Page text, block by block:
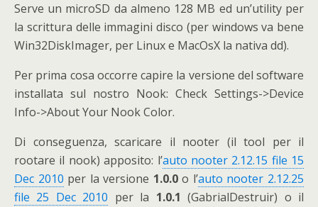
Serve un microSD da almeno 128 MB ed un’utility per
la scrittura delle immagini disco (per windows va bene
Win32DiskImager, per Linux e MacOsX la nativa dd).
Per prima cosa occorre capire la versione del software
installata sul nostro Nook: Check Settings->Device
Info->About Your Nook Color.
Di conseguenza, scaricare il nooter (il tool per il
rootare il nook) apposito: l’auto nooter 2.12.15 file 15
Dec 2010 per la versione 1.0.0o l’auto nooter 2.12.25
file 25 Dec 2010 per la 1.0.1 (GabrialDestruir) o il